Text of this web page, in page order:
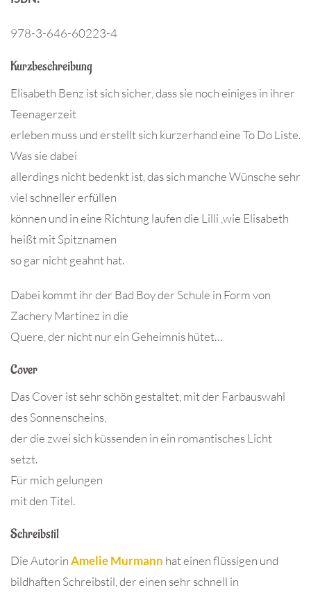
978-3-646-60223-4
Kurzbeschreibung
Elisabeth Benz ist sich sicher, dass sie noch einiges in ihrer
Teenagerzeit
erleben muss und erstellt sich kurzerhand eine To Do Liste.
Was sie dabei
allerdings nicht bedenkt ist, das sich manche Wünsche sehr
viel schneller erfüllen
können und in eine Richtung laufen die Lilli ,wie Elisabeth
heißt mit Spitznamen
so gar nicht geahnt hat.
Dabei kommt ihr der Bad Boy der Schule in Form von
Zachery Martinez in die
Quere, der nicht nur ein Geheimnis hütet…
Cover
Das Cover ist sehr schön gestaltet, mit der Farbauswahl
des Sonnenscheins,
der die zwei sich küssenden in ein romantisches Licht
setzt.
Für mich gelungen
mit den Titel.
Schreibstil
Die AutorinAmelie Murmann hat einen flüssigen und
bildhaften Schreibstil, der einen sehr schnell in